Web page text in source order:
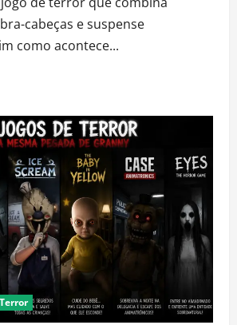
cabeças e suspense
como acontece...
Terror